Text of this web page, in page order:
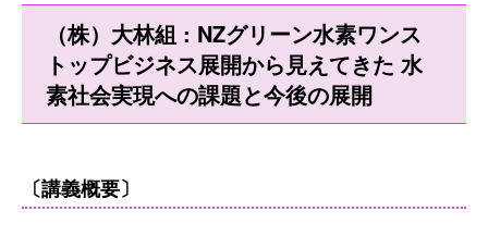
（株）大林組 : NZグリーン水素ワンス
トップビジネス展開から見えてきた 水
素社会実現への課題と今後の展開
〔講義概要〕